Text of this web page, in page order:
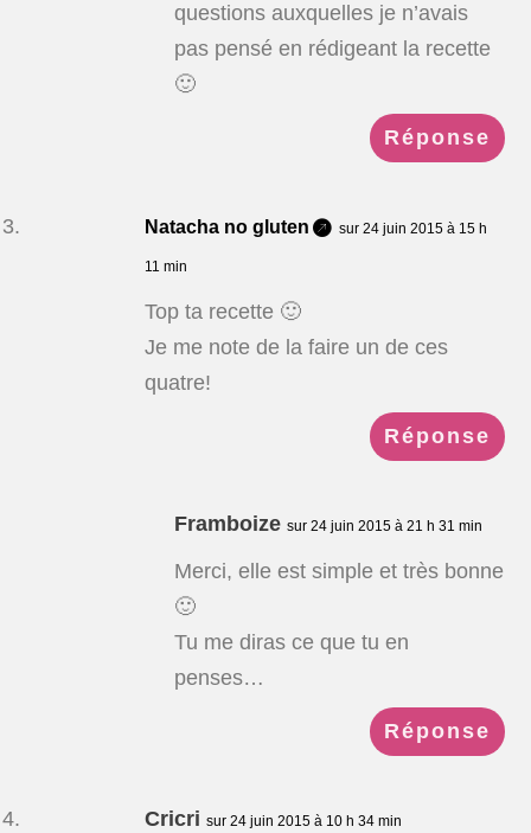
questions auxquelles je n’avais
pas pensé en rédigeant la recette
🙂
Réponse
Natacha no gluten sur 24 juin 2015 à 15 h
11 min
Top ta recette 🙂
Je me note de la faire un de ces
quatre!
Réponse
Framboize sur 24 juin 2015 à 21 h 31 min
Merci, elle est simple et très bonne
🙂
Tu me diras ce que tu en
penses…
Réponse
Cricri sur 24 juin 2015 à 10 h 34 min